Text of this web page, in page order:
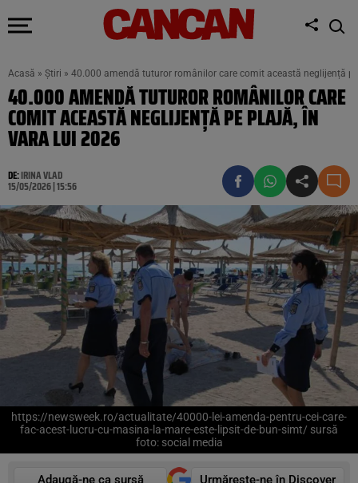
Acasă » Știri » 40.000 amendă tuturor românilor care comit această neglijență
40.000 AMENDĂ TUTUROR ROMÂNILOR CARE
COMIT ACEASTĂ NEGLIJENȚĂ PE PLAJĂ, ÎN
VARA LUI 2026
DE:IRINA VLAD
15/05/2026 | 15:56
https://newsweek.ro/actualitate/40000-lei-amenda-pentru-cei-care-
fac-acest-lucru-cu-masina-la-mare-este-lipsit-de-bun-simt/ sursă
foto: social media
Adaugă-ne ca sursă
Urmărește-ne în Discover